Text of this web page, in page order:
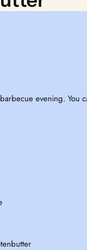
evening. You